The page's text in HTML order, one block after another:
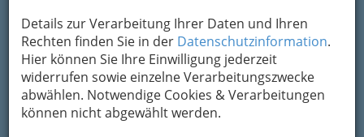
Details zur Verarbeitung Ihrer Daten und Ihren
Rechten finden Sie in der Datenschutzinformation.
Hier können Sie Ihre Einwilligung jederzeit
widerrufen sowie einzelne Verarbeitungszwecke
abwählen. Notwendige Cookies & Verarbeitungen
können nicht abgewählt werden.
Um die Info-Graz Firmen
vor Spam-Mails zu
bewahren , verwenden wir an dieser Stelle zur
Übermittlung Ihrer Nachricht ein sicheres
Formular. Ihre Nachricht wird nach dem
Absenden umgehend per Mail an das
Unternehmen Quercus Grünpflege &
Winterdienst GmbH weitergeleitet.